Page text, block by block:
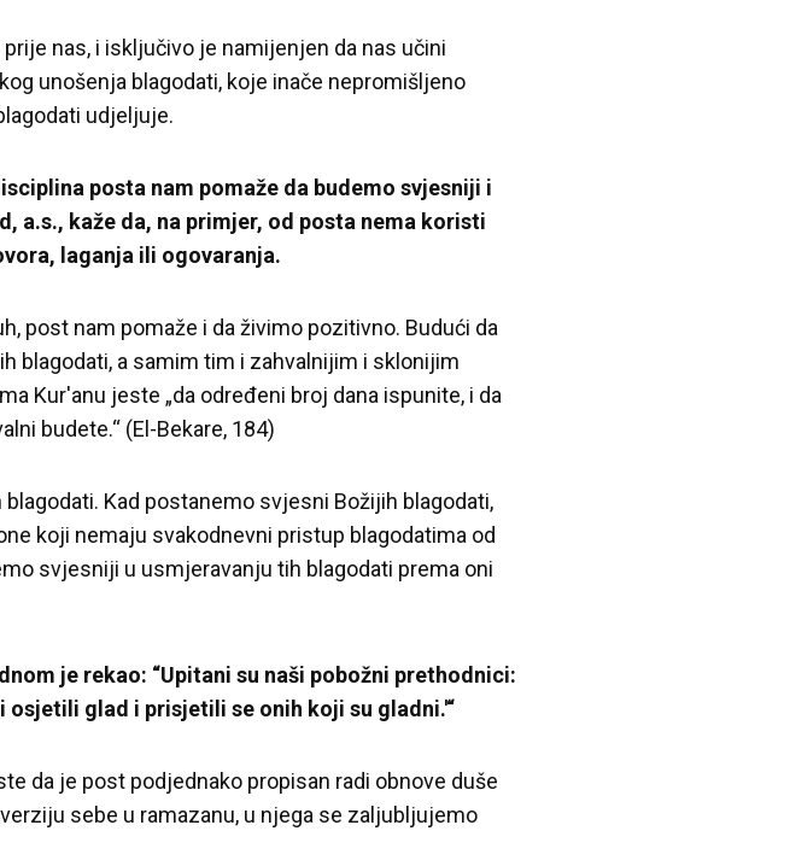
nas, i isključivo je namijenjen da nas učini
unošenja blagodati, koje inače nepromišljeno
udjeljuje.
posta nam pomaže da budemo svjesniji i
a.s., kaže da, na primjer, od posta nema koristi
laganja ili ogovaranja.
post nam pomaže i da živimo pozitivno. Budući da
blagodati, a samim tim i zahvalnijim i sklonijim
Kur'anu jeste „da određeni broj dana ispunite, i da
budete.“ (El-Bekare, 184)
Kad postanemo svjesni Božijih blagodati,
koji nemaju svakodnevni pristup blagodatima od
svjesniji u usmjeravanju tih blagodati prema oni
je rekao: “Upitani su naši pobožni prethodnici:
osjetili glad i prisjetili se onih koji su gladni.'“
da je post podjednako propisan radi obnove duše
sebe u ramazanu, u njega se zaljubljujemo